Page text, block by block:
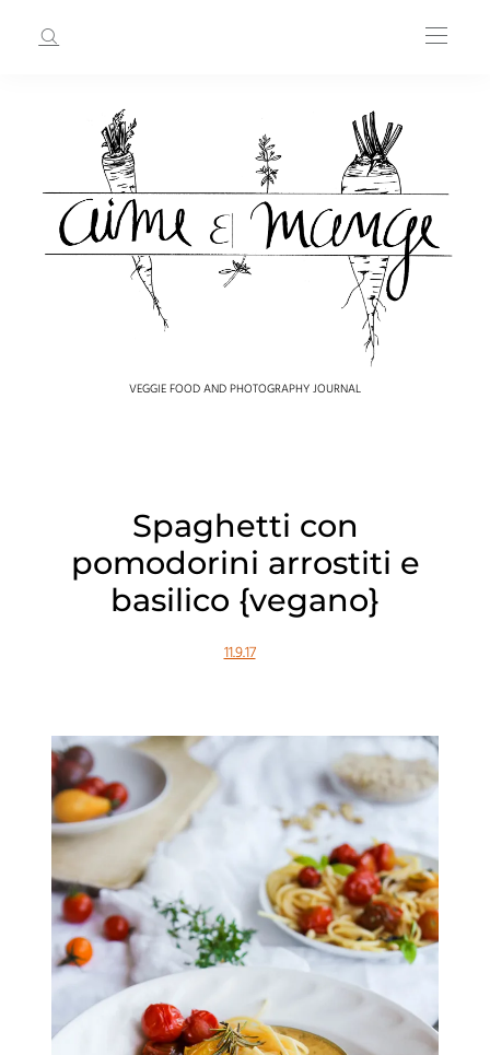
VEGGIE FOOD AND PHOTOGRAPHY JOURNAL
Spaghetti con
pomodorini arrostiti e
basilico {vegano}
11.9.17